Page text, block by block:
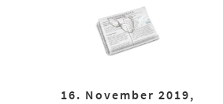
16. November 2019,